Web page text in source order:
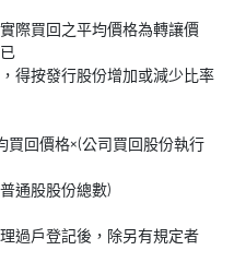
際買回之平均價格為轉讓價
得按發行股份增加或減少比率
買回價格×(公司買回股份執行
通股股份總數)
過戶登記後，除另有規定者